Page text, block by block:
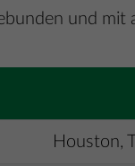
und
Houston,